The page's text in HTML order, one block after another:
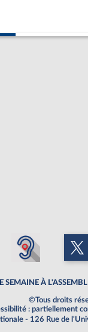
SEMAINE À
©Tous droits
: partiellement
- 126 Rue de